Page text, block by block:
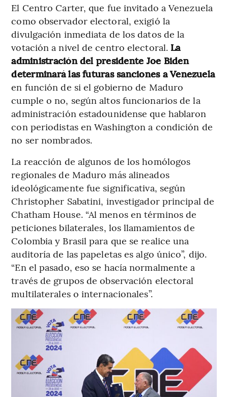
El Centro Carter, que fue invitado a Venezuela
como observador electoral, exigió la
divulgación inmediata de los datos de la
votación a nivel de centro electoral. La
administración del presidente Joe Biden
determinará las futuras sanciones a Venezuela
en función de si el gobierno de Maduro
cumple o no, según altos funcionarios de la
administración estadounidense que hablaron
con periodistas en Washington a condición de
no ser nombrados.
La reacción de algunos de los homólogos
regionales de Maduro más alineados
ideológicamente fue significativa, según
Christopher Sabatini, investigador principal de
Chatham House. “Al menos en términos de
peticiones bilaterales, los llamamientos de
Colombia y Brasil para que se realice una
auditoría de las papeletas es algo único”, dijo.
“En el pasado, eso se hacía normalmente a
través de grupos de observación electoral
multilaterales o internacionales”.